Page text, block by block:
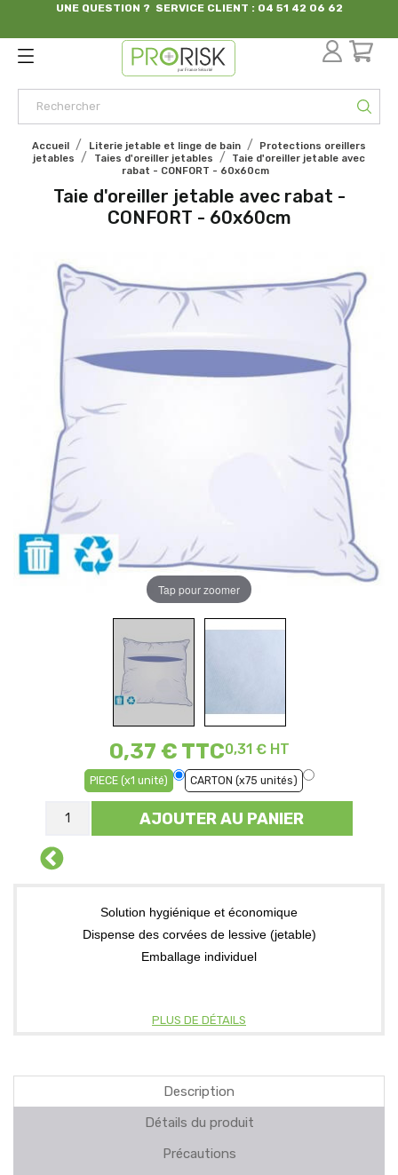
UNE QUESTION ? SERVICE CLIENT : 04 51 42 06 62
par France Sécurité
Accueil Literie jetable et linge de bain
Protections oreillers
jetables
Taies d'oreiller jetables
Taie d'oreiller jetable avec
rabat - CONFORT - 60x60cm
Taie d'oreiller jetable avec rabat -
CONFORT - 60x60cm
Tap pour zoomer
0,37 € TTC0,31 € HT
PIECE (x1 unité) CARTON (x75 unités)
AJOUTER AU PANIER
Solution hygiénique et économique
Dispense des corvées de lessive (jetable)
Emballage individuel
PLUS DE DÉTAILS
Description
Détails du produit
Précautions